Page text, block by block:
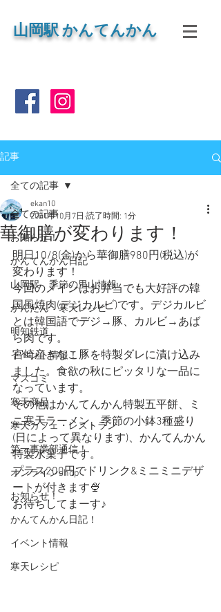
山岡駅 かんてんかん
記事
全ての記事
お知らせ！
かんてんかん日記
山岡駅 季節の里山情報
かんたん 寒天レシピ
明知鉄道
イベント情報！
マスコミ
寒天商品
寒天カフェ・レストラン
第一事業部通信！
オンラインshop
お知らせ！
かんてんかん日記！
イベント情報
寒天レシピ
全ての記事
華御膳が変わります！
ekan10
2021年10月7日 読了時間: 1分
明日10/8(金)から華御膳980円(税込)が
変わります！
今回のメインはお弁当でも大好評の韓
国風焼肉(デジカルビ)です。デジカルビ
とは韓国語でデジ→豚、カルビ→あば
ら肉です。
宮崎産きなこ豚を特製ダレに漬け込み
ました。食欲の秋にピッタリな一品に
なっています。
その他はかんてんかん特製五平餅、ミ
ニ寒天ラーメン、季節の小鉢3種盛り
(日によって異なります)、かんてんかん
特製水菓子です。
プラス200円でドリンク&ミニミニデザ
ートが付きます🍨
お待ちしてまーす♪